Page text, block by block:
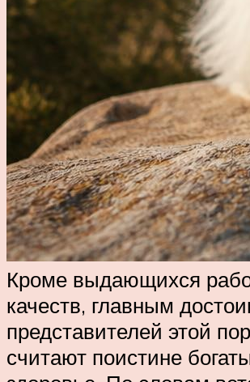
Кроме выдающихся
качеств, главным
представителей этой
считают поистине